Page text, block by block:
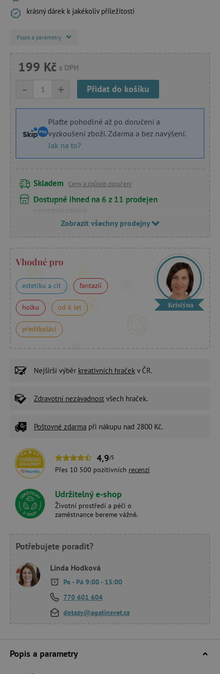
krásný dárek k jakékoliv příležitosti
Popis a parametry
199 Kč s DPH
+
- Přidat do košíku
Plaťte pohodlně až po doručení a
vyzkoušení zboží. Zdarma a bez navýšení.
Jak na to?
Skladem Ceny a způsob doručení
Dostupné ihned na 6 z 11 prodejen
(vyzvednutí zdarma)
Zobrazit všechny prodejny
Vhodné pro
estetiku a cit fantazii
holku od 6 let
předškoláci
Kristýna
Nejširší výběr kreativních hraček v ČR.
Zdravotní nezávadnost všech hraček.
Poštovné zdarma při nákupu nad 2800 Kč.
4,9/5
Přes 10 500 pozitivních recenzí
Udržitelný e-shop
Životní prostředí a péči o
zaměstnance bereme vážně.
Potřebujete poradit?
Linda Hodková
Po - Pá 9:00 - 15:00
770 601 604
dotazy@agatinsvet.cz
Popis a parametry